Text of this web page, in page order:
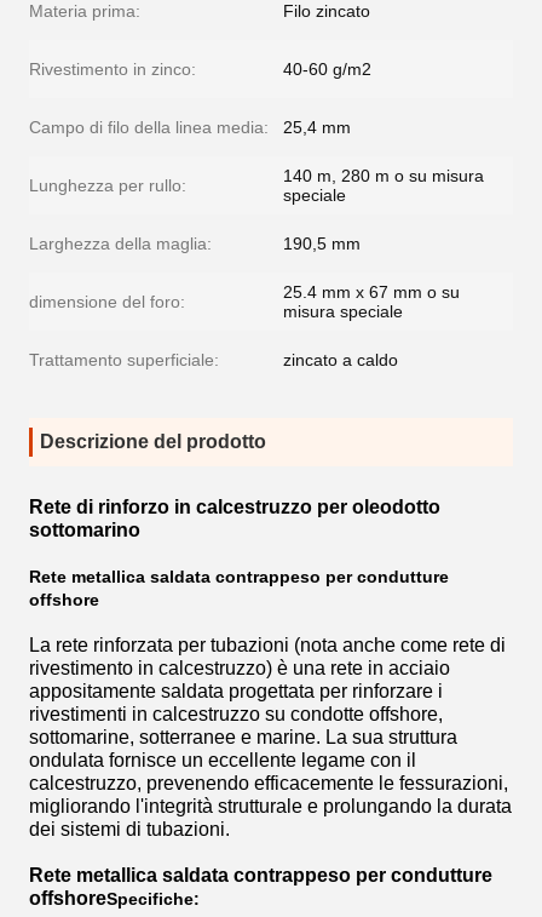
Materia prima: Filo zincato
Rivestimento in zinco: 40-60 g/m2
Campo di filo della linea media: 25,4 mm
Lunghezza per rullo:
140 m, 280 m o su misura
speciale
Larghezza della maglia: 190,5 mm
dimensione del foro:
25.4 mm x 67 mm o su
misura speciale
Trattamento superficiale: zincato a caldo
Descrizione del prodotto
Rete di rinforzo in calcestruzzo per oleodotto
sottomarino
Rete metallica saldata contrappeso per condutture
offshore
La rete rinforzata per tubazioni (nota anche come rete di
rivestimento in calcestruzzo) è una rete in acciaio
appositamente saldata progettata per rinforzare i
rivestimenti in calcestruzzo su condotte offshore,
sottomarine, sotterranee e marine. La sua struttura
ondulata fornisce un eccellente legame con il
calcestruzzo, prevenendo efficacemente le fessurazioni,
migliorando l'integrità strutturale e prolungando la durata
dei sistemi di tubazioni.
Rete metallica saldata contrappeso per condutture
offshoreSpecifiche: